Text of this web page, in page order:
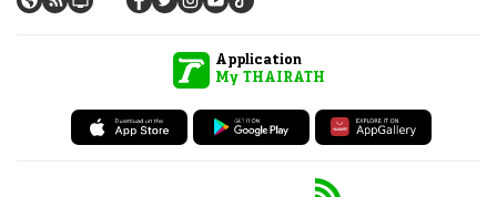
Application
My THAIRATH